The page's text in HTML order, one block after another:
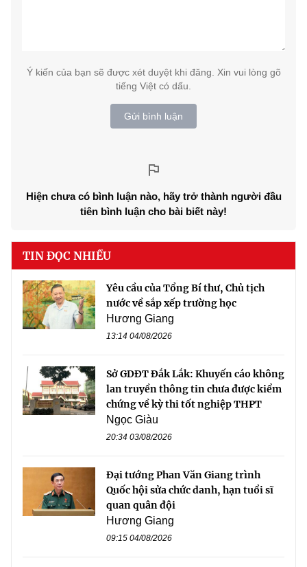
Ý kiến của bạn sẽ được xét duyệt khi đăng. Xin vui lòng gõ
tiếng Việt có dấu.
Gửi bình luận
Hiện chưa có bình luận nào, hãy trở thành người đầu
tiên bình luận cho bài biết này!
TIN ĐỌC NHIỀU
Yêu cầu của Tổng Bí thư, Chủ tịch
nước về sắp xếp trường học
Hương Giang
13:14 04/08/2026
Sở GDĐT Đắk Lắk: Khuyến cáo không
lan truyền thông tin chưa được kiểm
chứng về kỳ thi tốt nghiệp THPT
Ngọc Giàu
20:34 03/08/2026
Đại tướng Phan Văn Giang trình
Quốc hội sửa chức danh, hạn tuổi sĩ
quan quân đội
Hương Giang
09:15 04/08/2026